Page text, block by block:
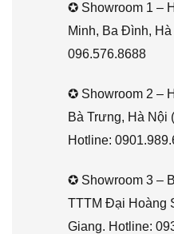
✪ Showroom 1 –
Minh, Ba Đình,
096.576.8688
✪ Showroom 2 –
Bà Trưng, Hà Nội
Hotline:
✪ Showroom 3 –
TTTM Đại Hoàng
Giang. Hotline: